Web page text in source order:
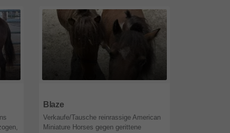
Blaze
Verkaufe/Tausche reinrassige American
Miniature Horses gegen gerittene